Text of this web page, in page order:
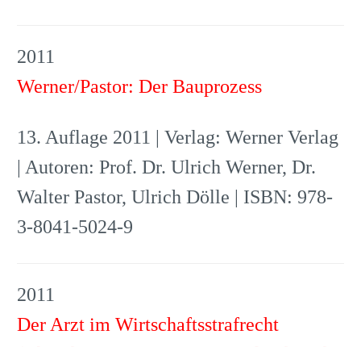
2011
Werner/Pastor: Der Bauprozess
13. Auflage 2011 | Verlag: Werner Verlag
| Autoren: Prof. Dr. Ulrich Werner, Dr.
Walter Pastor, Ulrich Dölle | ISBN: 978-
3-8041-5024-9
2011
Der Arzt im Wirtschaftsstrafrecht